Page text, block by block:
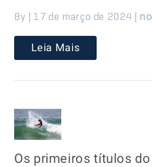
By | 17 de março de 2024 |
Leia Mais
Os primeiros títulos